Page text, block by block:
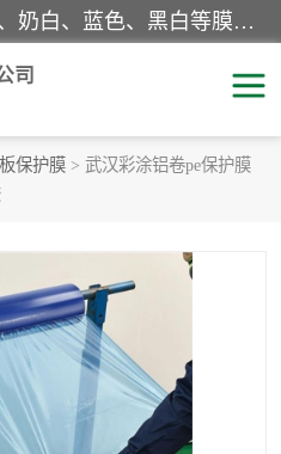
该类保护膜有复合，透明、奶白、蓝色、黑白等膜型。特高粘，高粘，中高粘，中粘，中低粘，低粘等。对于不同的粘力要求有相应的产品相适配。无胶渍残留污染。在较宽的收卷幅度下平整无皱纹，收卷长度大，利于机械化及自动化施工粘贴。为您的产品提供的表面保护解决方案。 产品广泛适用于：铝材、不锈钢、金属、塑料、电子、家电、家具、玻璃、化工材料、装饰材料等。
司
保护膜 > 武汉彩涂铝卷pe保护膜
透明保护膜
乳白保护膜
纯黑保护膜